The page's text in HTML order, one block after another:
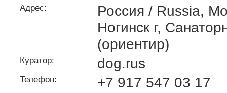
Адрес:
Россия / Russia,
Ногинск г,
(ориентир)
Куратор: dog.rus
Телефон: +7 917 547 03 17